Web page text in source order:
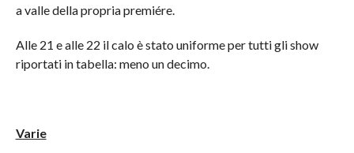
a valle della propria premiére.
Alle 21 e alle 22 il calo è stato uniforme per tutti gli show
riportati in tabella: meno un decimo.
Varie